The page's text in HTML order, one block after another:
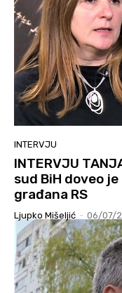
INTERVJU
INTERVJU
sud BiH doveo
građana RS
Ljupko Mišeljić - 06/07/